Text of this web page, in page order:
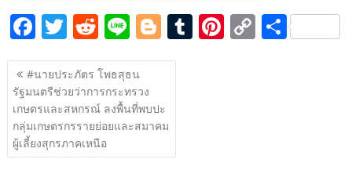
F
ac
e
b
o
o
T
w
itt
er
R
e
d
di
t
Li
n
e
Bl
o
g
er
T Pi C S
แนะแนว
เรื่อง
#นายประภัตร โพธสุธน
รัฐมนตรีช่วยว่าการกระทรวง
เกษตรและสหกรณ์ ลงพื้นที่พบปะ
กลุ่มเกษตรกรรายย่อยและสมาคม
ผู้เลี้ยงสุกรภาคเหนือ